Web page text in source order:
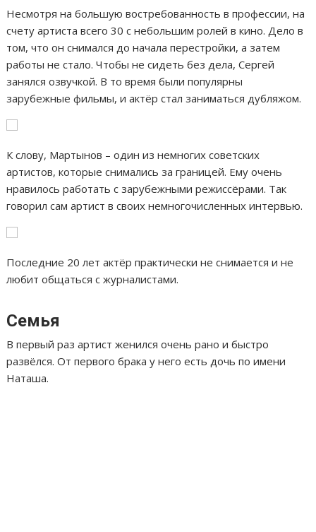
Несмотря на большую востребованность в профессии, на
счету артиста всего 30 с небольшим ролей в кино. Дело в
том, что он снимался до начала перестройки, а затем
работы не стало. Чтобы не сидеть без дела, Сергей
занялся озвучкой. В то время были популярны
зарубежные фильмы, и актёр стал заниматься дубляжом.
К слову, Мартынов – один из немногих советских
артистов, которые снимались за границей. Ему очень
нравилось работать с зарубежными режиссёрами. Так
говорил сам артист в своих немногочисленных интервью.
Последние 20 лет актёр практически не снимается и не
любит общаться с журналистами.
Семья
В первый раз артист женился очень рано и быстро
развёлся. От первого брака у него есть дочь по имени
Наташа.